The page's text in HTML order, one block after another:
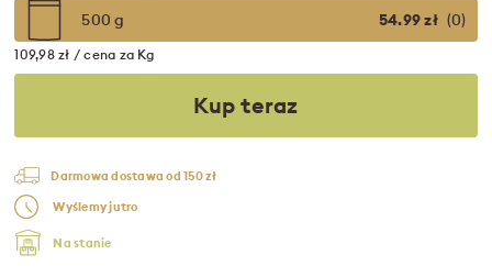
500 g 54.99 zł (0)
109,98 zł / cena za Kg
Kup teraz
Darmowa dostawa od 150 zł
Wyślemy jutro
Na stanie